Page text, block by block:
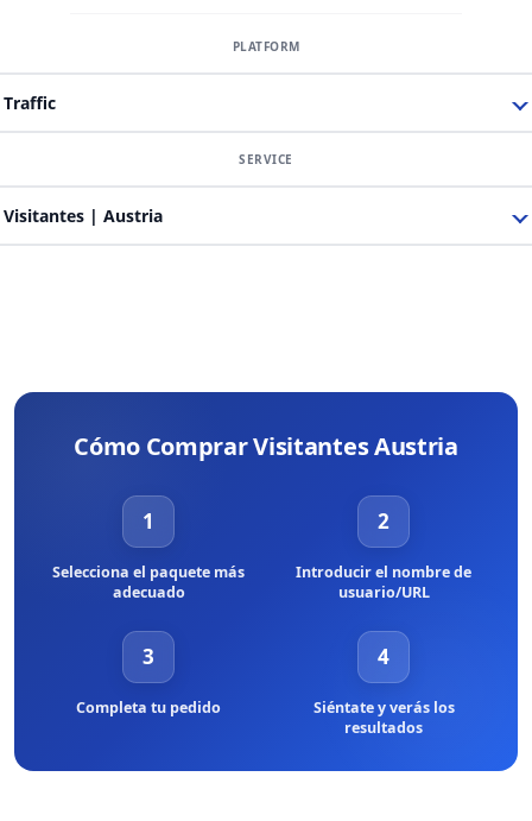
Traffic
Visitantes | Austria
Cómo Comprar Visitantes Austria
1
Selecciona el paquete más
adecuado
2
Introducir el nombre de
usuario/URL
3
Completa tu pedido
4
Siéntate y verás los
resultados